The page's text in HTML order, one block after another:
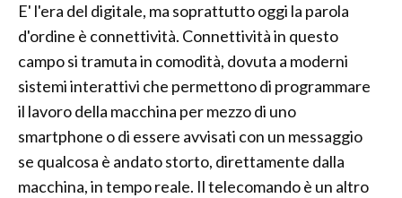
E' l'era del digitale, ma soprattutto oggi la parola
d'ordine è connettività. Connettività in questo
campo si tramuta in comodità, dovuta a moderni
sistemi interattivi che permettono di programmare
il lavoro della macchina per mezzo di uno
smartphone o di essere avvisati con un messaggio
se qualcosa è andato storto, direttamente dalla
macchina, in tempo reale. Il telecomando è un altro